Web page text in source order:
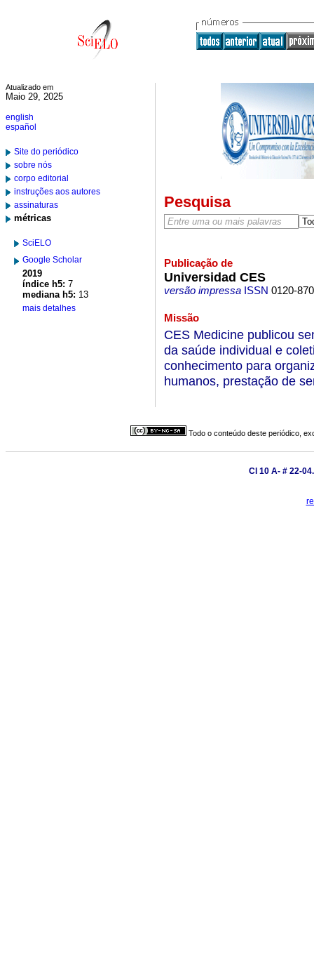
Atualizado em
Maio 29, 2025
english
español
Site do periódico
sobre nós
corpo editorial
instruções aos autores
assinaturas
métricas
SciELO
Google Scholar
2019
índice h5: 7
mediana h5: 13
mais detalhes
Pesquisa
Publicação de
Universidad CES
versão impressaISSN 0120-
Missão
CES Medicine publicou
da saúde individual e
conhecimento para
humanos, prestação de
Todo o conteúdo deste periódico,
Cl 10 A- # 22-